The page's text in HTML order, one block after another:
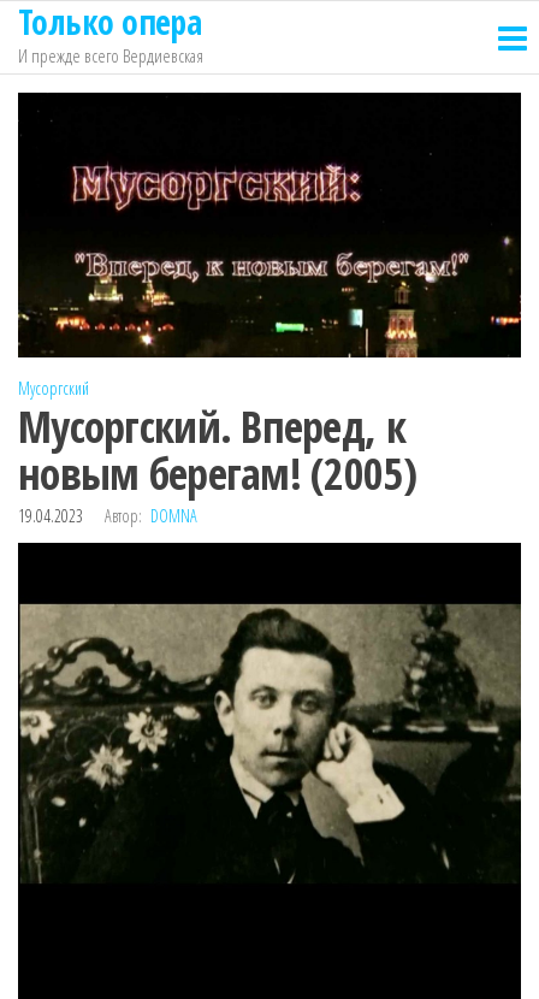
Перейти
содержимому
Только опера
И прежде всего Вердиевская
Мусоргский
Мусоргский. Вперед, к
новым берегам! (2005)
19.04.2023 Автор: DOMNA